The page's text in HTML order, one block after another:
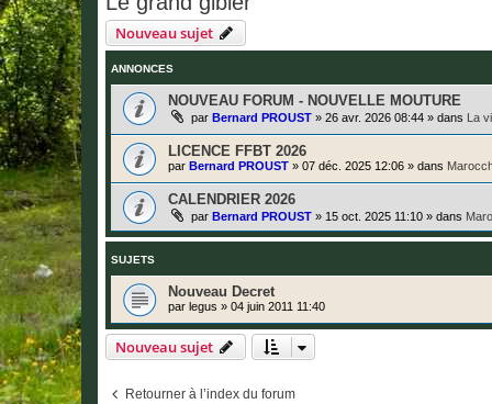
Nouveau sujet
ANNONCES
NOUVEAU FORUM - NOUVELLE MOUTURE
par Bernard PROUST » 26 avr. 2026 08:44 » dans La
LICENCE FFBT 2026
par Bernard PROUST » 07 déc. 2025 12:06 » dans
CALENDRIER 2026
par Bernard PROUST » 15 oct. 2025 11:10 » dans
SUJETS
Nouveau Decret
par legus » 04 juin 2011 11:40
Nouveau sujet
Retourner à l’index du forum